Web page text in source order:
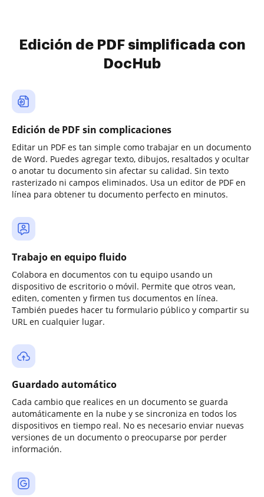
Edición de PDF simplificada con
DocHub
Edición de PDF sin complicaciones
Editar un PDF es tan simple como trabajar en un documento
de Word. Puedes agregar texto, dibujos, resaltados y ocultar
o anotar tu documento sin afectar su calidad. Sin texto
rasterizado ni campos eliminados. Usa un editor de PDF en
línea para obtener tu documento perfecto en minutos.
Trabajo en equipo fluido
Colabora en documentos con tu equipo usando un
dispositivo de escritorio o móvil. Permite que otros vean,
editen, comenten y firmen tus documentos en línea.
También puedes hacer tu formulario público y compartir su
URL en cualquier lugar.
Guardado automático
Cada cambio que realices en un documento se guarda
automáticamente en la nube y se sincroniza en todos los
dispositivos en tiempo real. No es necesario enviar nuevas
versiones de un documento o preocuparse por perder
información.